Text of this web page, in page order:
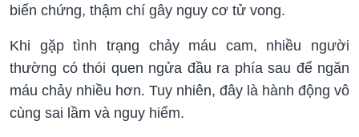
biến chứng, thậm chí gây nguy cơ tử vong.
Khi gặp tình trạng chảy máu cam, nhiều người
thường có thói quen ngửa đầu ra phía sau để ngăn
máu chảy nhiều hơn. Tuy nhiên, đây là hành động vô
cùng sai lầm và nguy hiểm.